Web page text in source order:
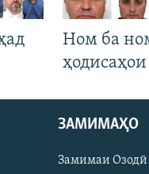
Ном ба
ЗАМИМАҲО
Замимаи